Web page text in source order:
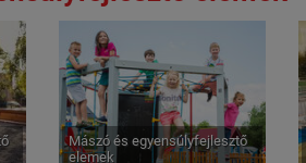
Mászó és egyensúlyfejlesztő
elemek